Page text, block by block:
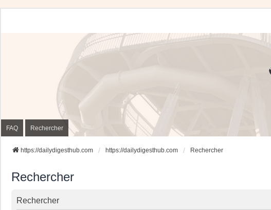
FAQ Rechercher
https://dailydigesthub.com https://dailydigesthub.com Rechercher
Rechercher
Rechercher